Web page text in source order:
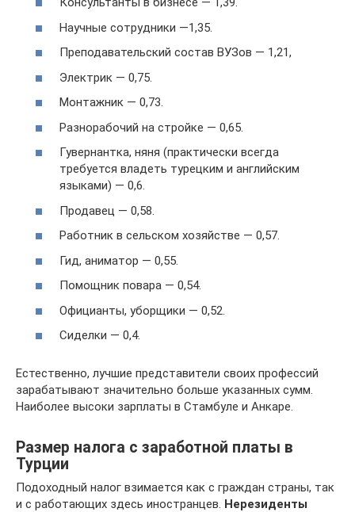
Научные сотрудники —1,35.
Преподавательский состав ВУЗов — 1,21,
Электрик — 0,75.
Монтажник — 0,73.
Разнорабочий на стройке — 0,65.
Гувернантка, няня (практически всегда
требуется владеть турецким и английским
языками) — 0,6.
Продавец — 0,58.
Работник в сельском хозяйстве — 0,57.
Гид, аниматор — 0,55.
Помощник повара — 0,54.
Официанты, уборщики — 0,52.
Сиделки — 0,4.
Естественно, лучшие представители своих профессий
зарабатывают значительно больше указанных сумм.
Наиболее высоки зарплаты в Стамбуле и Анкаре.
Размер налога с заработной платы в
Турции
Подоходный налог взимается как с граждан страны, так
и с работающих здесь иностранцев. Нерезиденты